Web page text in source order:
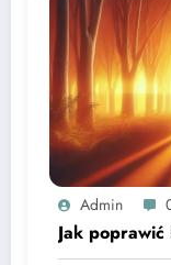
Admin
Jak